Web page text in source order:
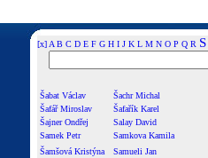
[x] A B C D E F G H I J K L M N O P Q R S
Šabat Václav Šachr Michal
Šafář Miroslav
Šafařík Karel
Šajner Ondřej
Salay David
Samek Petr
Samkova Kamila
Šamšová Kristýna
Samueli Jan